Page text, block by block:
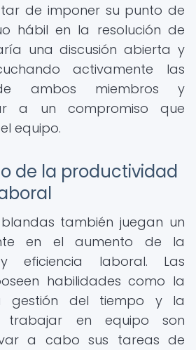
de imponer su punto de
hábil en la resolución de
una discusión abierta y
activamente las
ambos miembros y
a un compromiso que
equipo.
de la productividad
también juegan un
en el aumento de la
eficiencia laboral. Las
habilidades como la
gestión del tiempo y la
en equipo son
a cabo sus tareas de